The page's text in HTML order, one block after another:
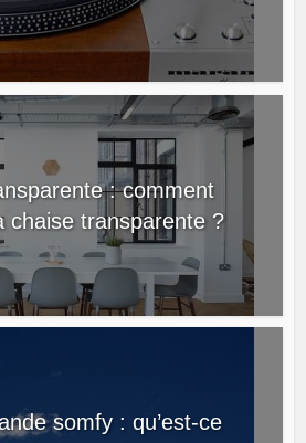
: comment
chaise transparente ?
somfy : qu’est-ce